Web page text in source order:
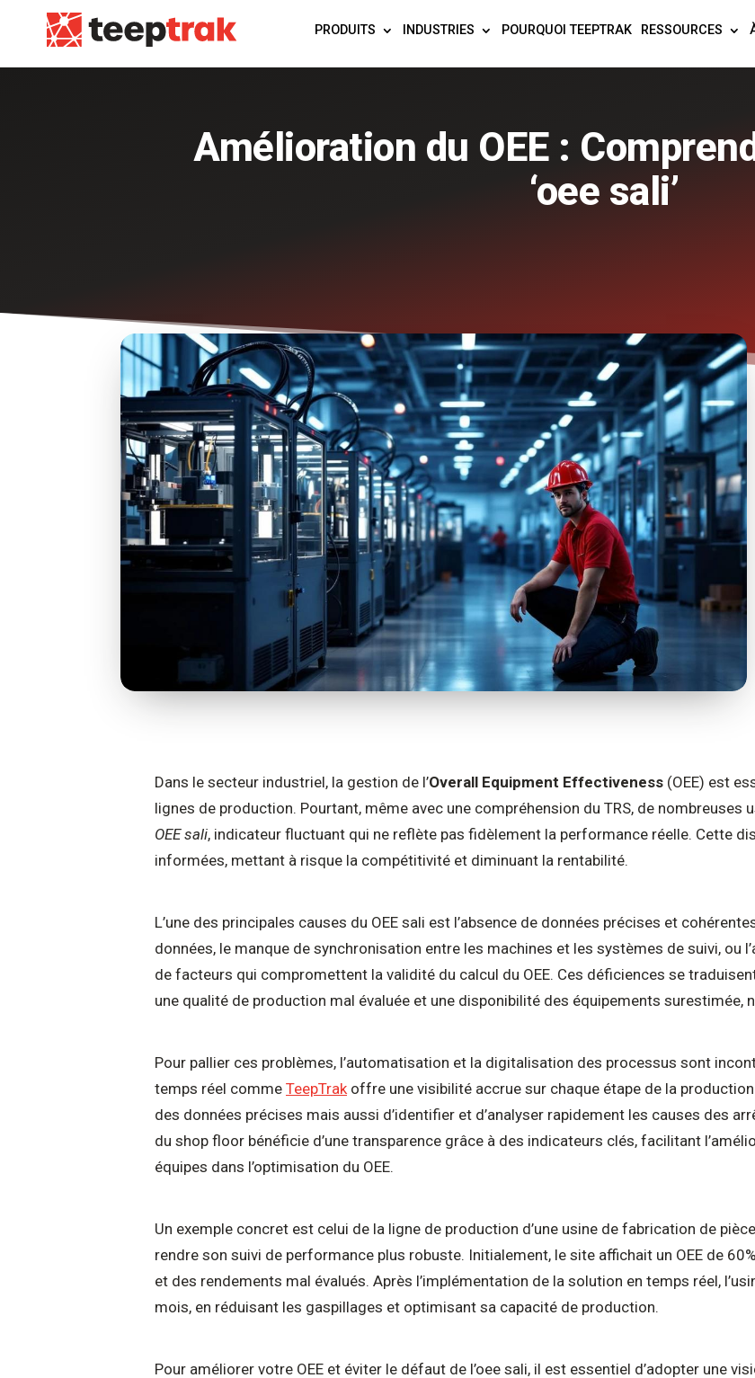
PRODUITS INDUSTRIES POURQUOI TEEPTRAK RESSOURCES
Amélioration du OEE :
‘oee sali’
Dans le secteur industriel, la gestion de l’Overall Equipment Effectiveness (OEE) est
lignes de production. Pourtant, même avec une compréhension du TRS, de nombreuses
OEE sali, indicateur fluctuant qui ne reflète pas fidèlement la performance réelle. Cette
informées, mettant à risque la compétitivité et diminuant la rentabilité.
L’une des principales causes du OEE sali est l’absence de données précises et
données, le manque de synchronisation entre les machines et les systèmes de suivi, ou
de facteurs qui compromettent la validité du calcul du OEE. Ces déficiences se
une qualité de production mal évaluée et une disponibilité des équipements surestimée,
Pour pallier ces problèmes, l’automatisation et la digitalisation des processus sont
temps réel comme TeepTrak offre une visibilité accrue sur chaque étape de la
des données précises mais aussi d’identifier et d’analyser rapidement les causes des
du shop floor bénéficie d’une transparence grâce à des indicateurs clés, facilitant
équipes dans l’optimisation du OEE.
Un exemple concret est celui de la ligne de production d’une usine de fabrication de
rendre son suivi de performance plus robuste. Initialement, le site affichait un OEE de
et des rendements mal évalués. Après l’implémentation de la solution en temps réel,
mois, en réduisant les gaspillages et optimisant sa capacité de production.
Pour améliorer votre OEE et éviter le défaut de l’oee sali, il est essentiel d’adopter une